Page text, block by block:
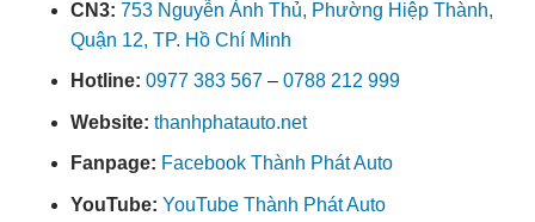
CN3: 753 Nguyễn Ảnh Thủ, Phường Hiệp Thành,
Quận 12, TP. Hồ Chí Minh
Hotline: 0977 383 567 – 0788 212 999
Website: thanhphatauto.net
Fanpage: Facebook Thành Phát Auto
YouTube: YouTube Thành Phát Auto